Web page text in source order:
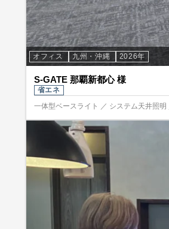
オフィス 九州・沖縄 2026年
S-GATE 那覇新都心 様
省エネ
一体型ベースライト ／ システム天井照明